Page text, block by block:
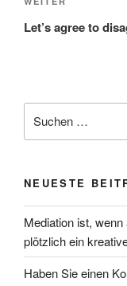
Beitrag
Let’s agree to
nach:
NEUESTE
Mediation ist,
plötzlich ein
Haben Sie einen